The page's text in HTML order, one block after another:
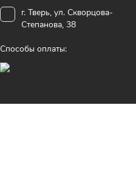
г. Тверь, ул. Скворцова-
Степанова, 38
Способы оплаты: